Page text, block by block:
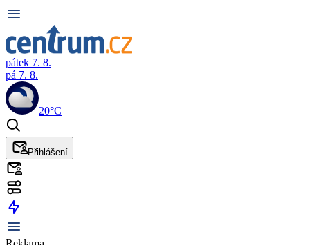
pátek 7. 8.
pá 7. 8.
20°C
Přihlášení